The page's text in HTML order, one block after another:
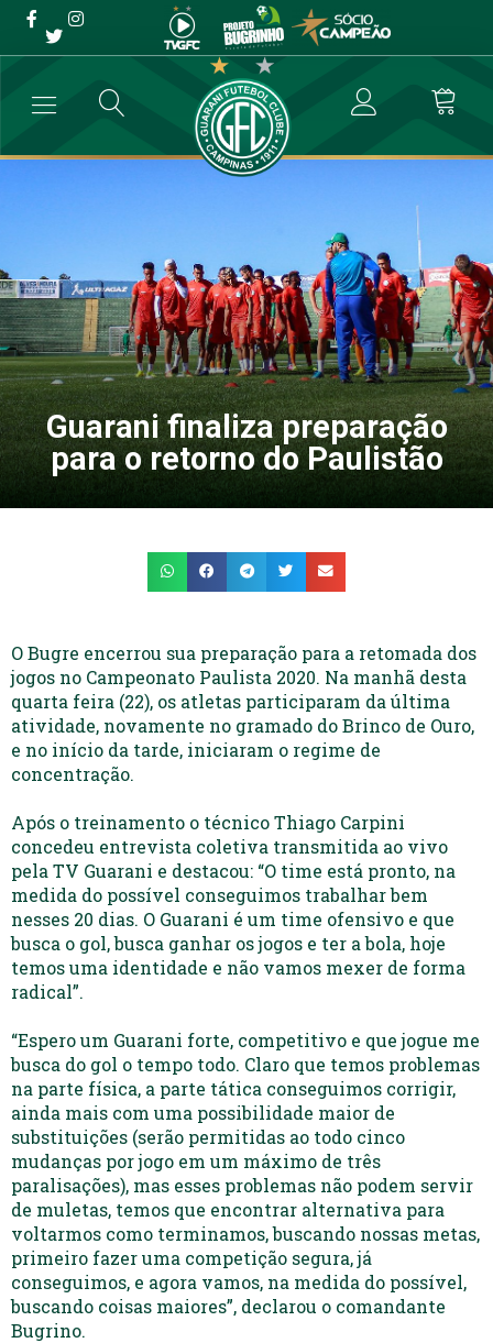
Guarani finaliza preparação
para o retorno do Paulistão
→ Futebol Profissional → Guarani finaliza preparação para o retorno
Guarani finaliza preparação
para o retorno do Paulistão
O Bugre encerrou sua preparação para a retomada dos
jogos no Campeonato Paulista 2020. Na manhã desta
quarta feira (22), os atletas participaram da última
atividade, novamente no gramado do Brinco de Ouro,
e no início da tarde, iniciaram o regime de
concentração.
Após o treinamento o técnico Thiago Carpini
concedeu entrevista coletiva transmitida ao vivo
pela TV Guarani e destacou: “O time está pronto, na
medida do possível conseguimos trabalhar bem
nesses 20 dias. O Guarani é um time ofensivo e que
busca o gol, busca ganhar os jogos e ter a bola, hoje
temos uma identidade e não vamos mexer de forma
radical”.
“Espero um Guarani forte, competitivo e que jogue me
busca do gol o tempo todo. Claro que temos problemas
na parte física, a parte tática conseguimos corrigir,
ainda mais com uma possibilidade maior de
substituições (serão permitidas ao todo cinco
mudanças por jogo em um máximo de três
paralisações), mas esses problemas não podem servir
de muletas, temos que encontrar alternativa para
voltarmos como terminamos, buscando nossas metas,
primeiro fazer uma competição segura, já
conseguimos, e agora vamos, na medida do possível,
buscando coisas maiores”, declarou o comandante
Bugrino.